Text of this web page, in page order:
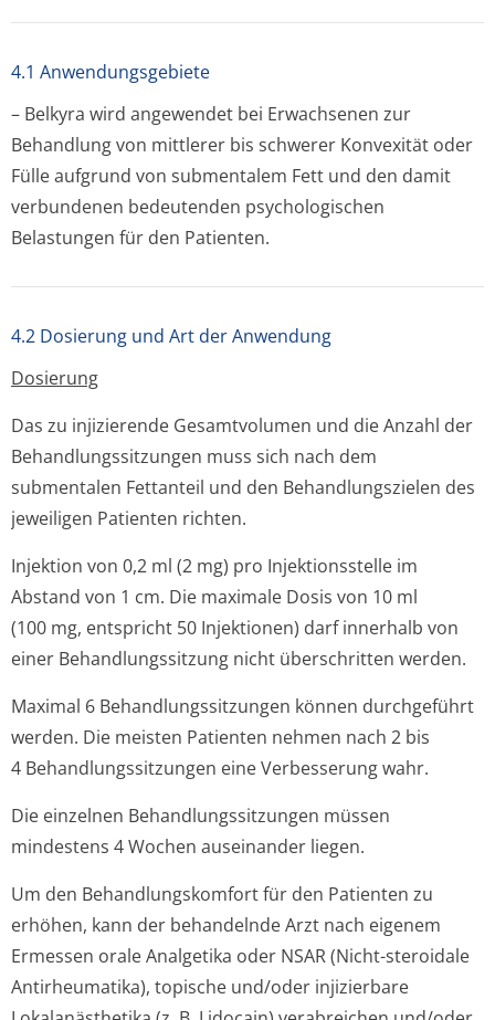
4.1 Anwendungsgebiete
– Belkyra wird angewendet bei Erwachsenen zur
Behandlung von mittlerer bis schwerer Konvexität oder
Fülle aufgrund von submentalem Fett und den damit
verbundenen bedeutenden psychologischen
Belastungen für den Patienten.
4.2 Dosierung und Art der Anwendung
Dosierung
Das zu injizierende Gesamtvolumen und die Anzahl der
Behandlungssit­zungen muss sich nach dem
submentalen Fettanteil und den Behandlungszielen des
jeweiligen Patienten richten.
Injektion von 0,2 ml (2 mg) pro Injektionsstelle im
Abstand von 1 cm. Die maximale Dosis von 10 ml
(100 mg, entspricht 50 Injektionen) darf innerhalb von
einer Behandlungssitzung nicht überschritten werden.
Maximal 6 Behandlungssit­zungen können durchgeführt
werden. Die meisten Patienten nehmen nach 2 bis
4 Behandlungssit­zungen eine Verbesserung wahr.
Die einzelnen Behandlungssit­zungen müssen
mindestens 4 Wochen auseinander liegen.
Um den Behandlungskomfort für den Patienten zu
erhöhen, kann der behandelnde Arzt nach eigenem
Ermessen orale Analgetika oder NSAR (Nicht-steroidale
Antirheumatika), topische und/oder injizierbare